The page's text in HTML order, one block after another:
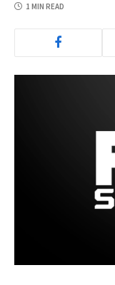
1 MIN READ